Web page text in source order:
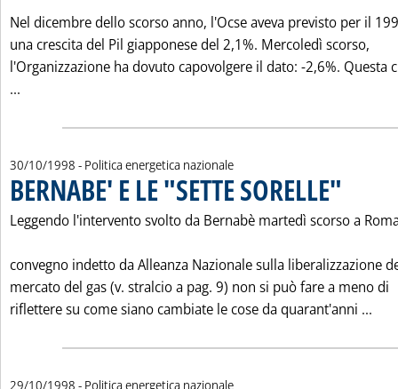
Nel dicembre dello scorso anno, l'Ocse aveva previsto per il
una crescita del Pil giapponese del 2,1%. Mercoledì scorso,
l'Organizzazione ha dovuto capovolgere il dato: -2,6%. Questa
...
30/10/1998 - Politica energetica nazionale
BERNABE' E LE "SETTE SORELLE"
Leggendo l'intervento svolto da Bernabè martedì scorso a
convegno indetto da Alleanza Nazionale sulla liberalizzazione
mercato del gas (v. stralcio a pag. 9) non si può fare a meno di
riflettere su come siano cambiate le cose da quarant'anni ...
29/10/1998 - Politica energetica nazionale